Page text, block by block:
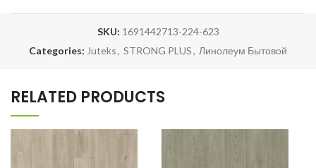
SKU: 1691442713-224-623
Categories: Juteks, STRONG PLUS, Линолеум Бытовой
RELATED PRODUCTS